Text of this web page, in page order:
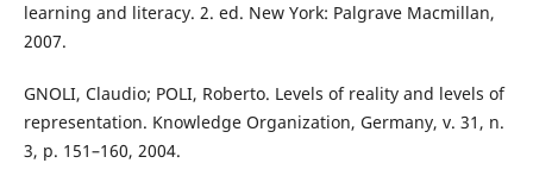
learning and literacy. 2. ed. New York: Palgrave Macmillan,
2007.
GNOLI, Claudio; POLI, Roberto. Levels of reality and levels of
representation. Knowledge Organization, Germany, v. 31, n.
3, p. 151–160, 2004.